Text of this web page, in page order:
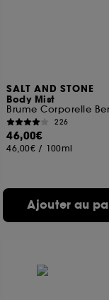
SALT AND STONE
Body Mist
226
46,00€
46,00€ / 100ml
Ajouter au